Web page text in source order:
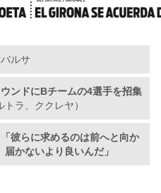
ルサ
ンドにBチームの4選手を招集
ラ、ククレヤ）
彼らに求めるのは前へと向か
かないより良いんだ」